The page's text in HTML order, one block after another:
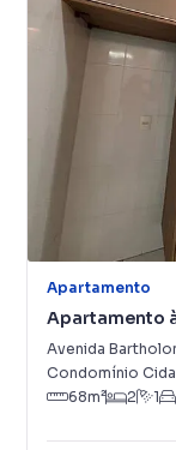
Apartamento
Apartamento
Montanha
Avenida
Condomínio
68m² 2 1